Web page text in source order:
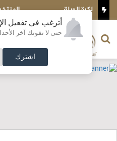
أترغب في تفعيل
حتى لا تفوتك آخر
اشترك
المنتخبات الوطنية تواصل
الشاطئية
الناشر و رئيس التحرير